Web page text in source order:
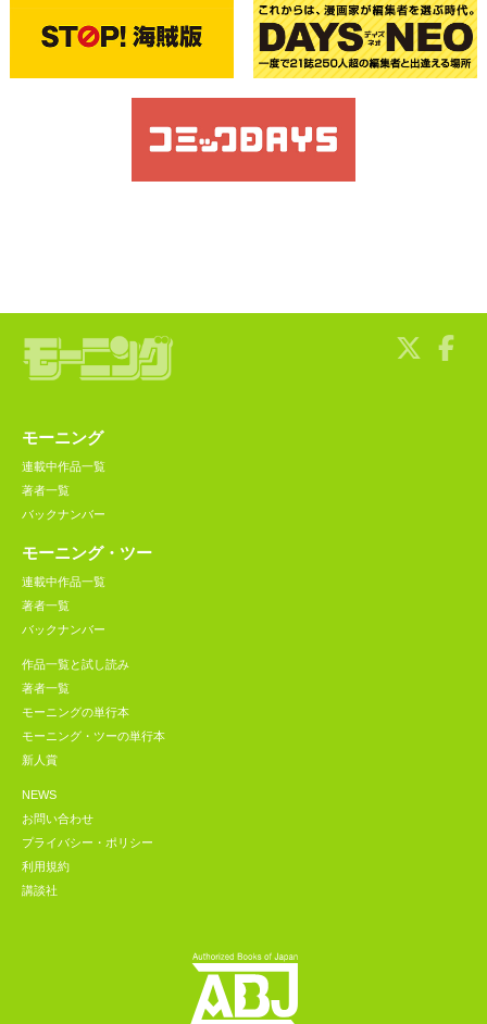
モーニング
連載中作品一覧
著者一覧
バックナンバー
モーニング・ツー
連載中作品一覧
著者一覧
バックナンバー
作品一覧と試し読み
著者一覧
モーニングの単行本
モーニング・ツーの単行本
新人賞
NEWS
お問い合わせ
プライバシー・ポリシー
利用規約
講談社